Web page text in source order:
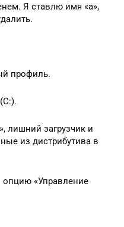
Я ставлю имя «a»,
профиль.
лишний загрузчик и
из дистрибутива в
опцию «Управление